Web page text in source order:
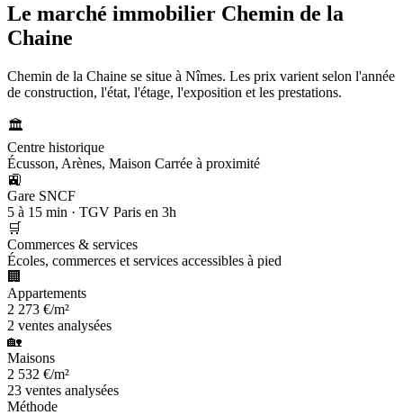
Le marché immobilier Chemin de la
Chaine
Chemin de la Chaine se situe à Nîmes. Les prix varient selon l'année
de construction, l'état, l'étage, l'exposition et les prestations.
🏛️
Centre historique
Écusson, Arènes, Maison Carrée à proximité
🚉
Gare SNCF
5 à 15 min · TGV Paris en 3h
🛒
Commerces & services
Écoles, commerces et services accessibles à pied
🏢
Appartements
2 273 €/m²
2 ventes analysées
🏡
Maisons
2 532 €/m²
23 ventes analysées
Méthode